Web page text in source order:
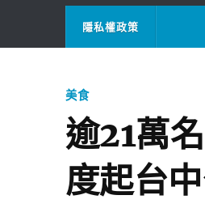
隱私權政策
美食
逾21萬
度起台